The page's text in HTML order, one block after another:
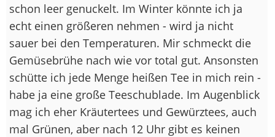
schon leer genuckelt. Im Winter könnte ich ja
echt einen größeren nehmen - wird ja nicht
sauer bei den Temperaturen. Mir schmeckt die
Gemüsebrühe nach wie vor total gut. Ansonsten
schütte ich jede Menge heißen Tee in mich rein -
habe ja eine große Teeschublade. Im Augenblick
mag ich eher Kräutertees und Gewürztees, auch
mal Grünen, aber nach 12 Uhr gibt es keinen